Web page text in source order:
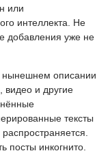
или
интеллекта. Не
добавления уже не
нынешнем описании
видео и другие
тексты
посты инкогнито.